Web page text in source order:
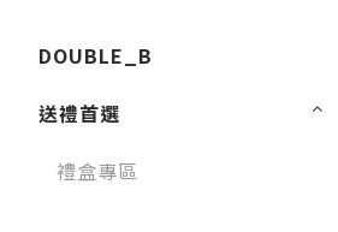
DOUBLE_B
送禮首選
禮盒專區